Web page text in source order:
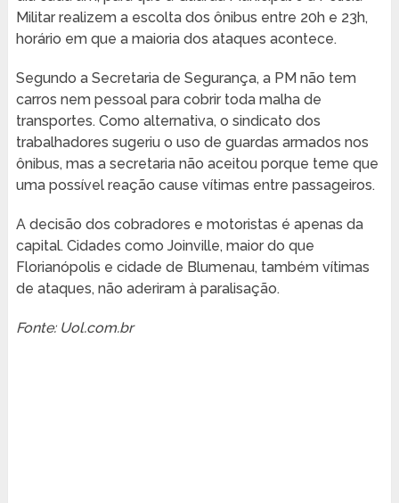
Militar realizem a escolta dos ônibus entre 20h e 23h,
horário em que a maioria dos ataques acontece.
Segundo a Secretaria de Segurança, a PM não tem
carros nem pessoal para cobrir toda malha de
transportes. Como alternativa, o sindicato dos
trabalhadores sugeriu o uso de guardas armados nos
ônibus, mas a secretaria não aceitou porque teme que
uma possível reação cause vítimas entre passageiros.
A decisão dos cobradores e motoristas é apenas da
capital. Cidades como Joinville, maior do que
Florianópolis e cidade de Blumenau, também vítimas
de ataques, não aderiram à paralisação.
Fonte: Uol.com.br